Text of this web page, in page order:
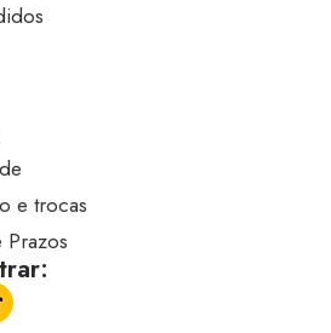
e trocas
Prazos